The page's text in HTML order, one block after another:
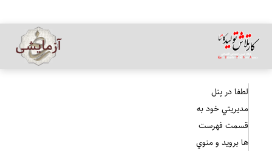
لطفا در پنل
مديريتي خود به
قسمت فهرست
ها برويد و منوي